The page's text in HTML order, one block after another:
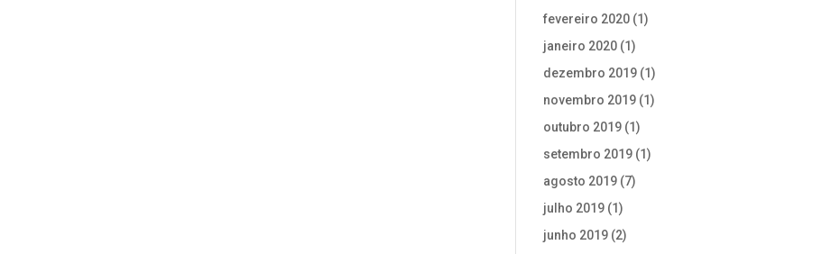
fevereiro 2020 (1)
janeiro 2020 (1)
dezembro 2019 (1)
novembro 2019 (1)
outubro 2019 (1)
setembro 2019 (1)
agosto 2019 (7)
julho 2019 (1)
junho 2019 (2)